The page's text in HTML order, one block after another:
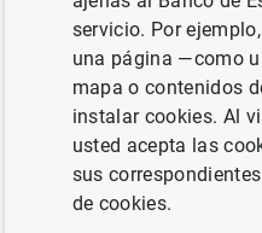
Anterior
Dictamen del
El BCE
servicio. Por
una página —como
mapa o contenidos
instalar cookies. Al
usted acepta las
sus
de cookies.